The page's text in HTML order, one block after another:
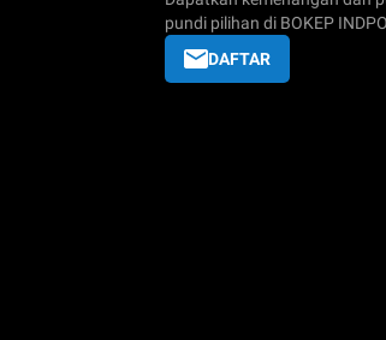
pundi pilihan di BOKEP INDPO
DAFTAR